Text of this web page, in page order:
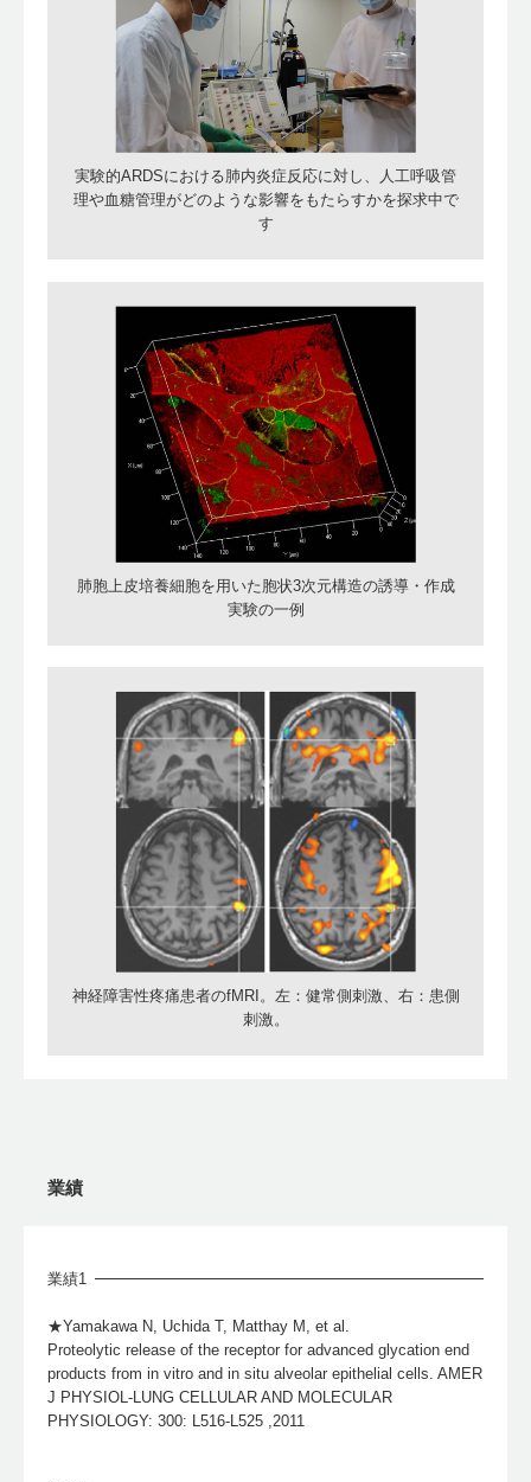
実験的ARDSにおける肺内炎症反応に対し、人工呼吸管
理や血糖管理がどのような影響をもたらすかを探求中で
す
肺胞上皮培養細胞を用いた胞状3次元構造の誘導・作成
実験の一例
神経障害性疼痛患者のfMRI。左：健常側刺激、右：患側
刺激。
業績
業績1
★Yamakawa N, Uchida T, Matthay M, et al.
Proteolytic release of the receptor for advanced glycation end
products from in vitro and in situ alveolar epithelial cells. AMER
J PHYSIOL-LUNG CELLULAR AND MOLECULAR
PHYSIOLOGY: 300: L516-L525 ,2011